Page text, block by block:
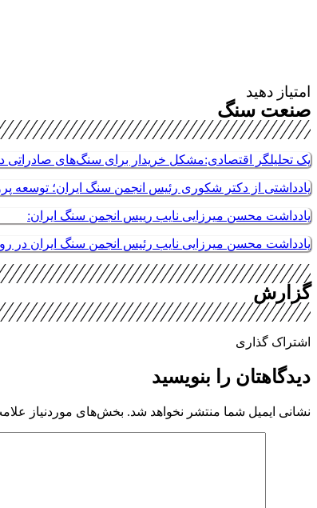
امتیاز دهید
صنعت سنگ
یک تحلیلگر اقتصادی:مشکل خریدار برای سنگ‌های صادراتی
یادداشتی از دکتر شکوری رئیس انجمن سنگ ایران؛ توسعه
یادداشت محسن میرزایی نایب رییس انجمن سنگ ایران:
یادداشت محسن میرزایی نایب رئیس انجمن سنگ ایران در
گزارش
اشتراک گذاری
دیدگاهتان را بنویسید
نشانی ایمیل شما منتشر نخواهد شد. بخش‌های موردنیاز